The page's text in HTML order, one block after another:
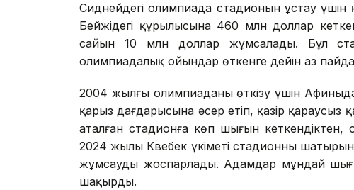
Сиднейдегі олимпиада стадионын ұстау
Бейжіңдегі құрылысына 460 млн доллар
сайын 10 млн доллар жұмсалады. Бұл
олимпиадалық ойындар өткенге дейін аз
2004 жылғы олимпиаданы өткізу үшін Афиныда
қарыз дағдарысына әсер етіп, қазір
аталған стадионға көп шығын
2024 жылы Квебек үкіметі стадионның
жұмсауды жоспарлады. Адамдар мұндай
шақырды.